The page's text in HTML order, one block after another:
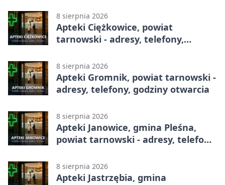
8 sierpnia 2026
Apteki Ciężkowice, powiat
tarnowski - adresy, telefony,
8 sierpnia 2026
Apteki Gromnik, powiat tarnowski -
adresy, telefony, godziny otwarcia
8 sierpnia 2026
Apteki Janowice, gmina Pleśna,
powiat tarnowski - adresy, telefony,
8 sierpnia 2026
Apteki Jastrzębia, gmina